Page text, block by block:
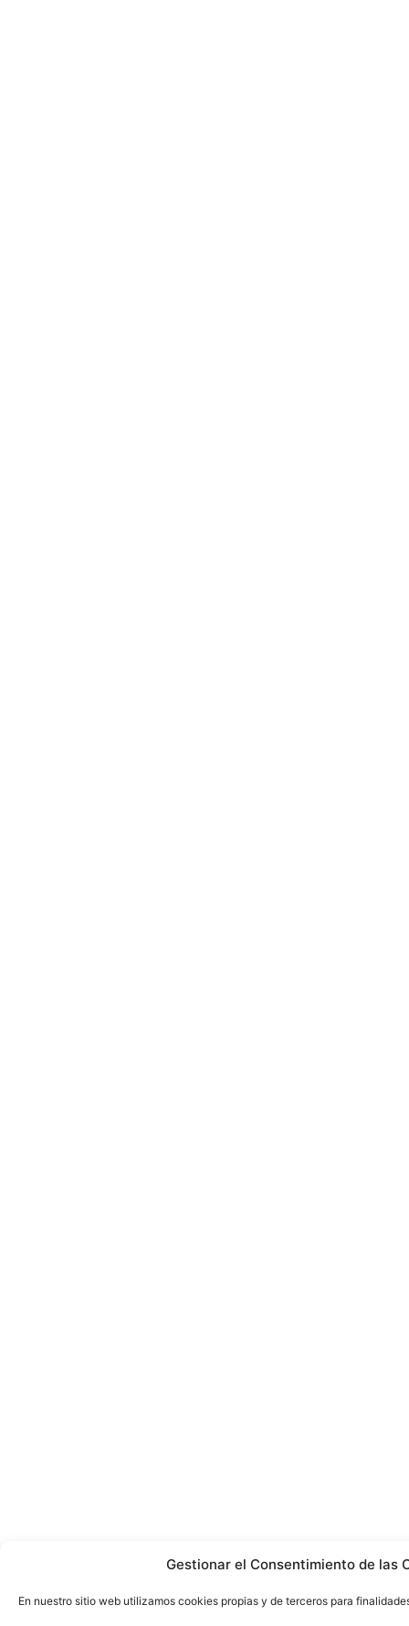
Gestionar el Consentimiento de las
En nuestro sitio web utilizamos cookies propias y de terceros para